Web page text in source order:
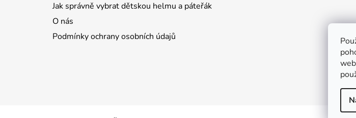
Jak správně vybrat dětskou helmu a páteřák
O nás
Podmínky ochrany osobních údajů